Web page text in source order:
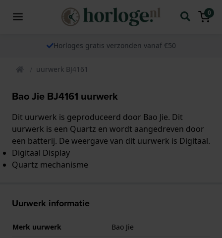
0
Horloges gratis verzonden vanaf €50
uurwerk BJ4161
Bao Jie BJ4161 uurwerk
Dit uurwerk is geproduceerd door Bao Jie. Dit
uurwerk is een Quartz en wordt aangedreven door
een batterij. De weergave van dit uurwerk is Digitaal.
Digitaal Display
Quartz mechanisme
Uurwerk informatie
Merk uurwerk
Bao Jie